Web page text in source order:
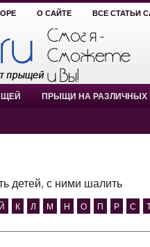
О САЙТЕ ВСЕ СТАТЬИ
ПРЫЩИ НА РАЗЛИЧНЫХ
детей, с ними шалить
Й К Л М Н О П Р С